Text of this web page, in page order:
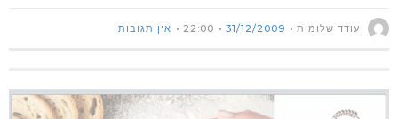
עודד שלומות 31/12/2009
22:00 אין תגובות